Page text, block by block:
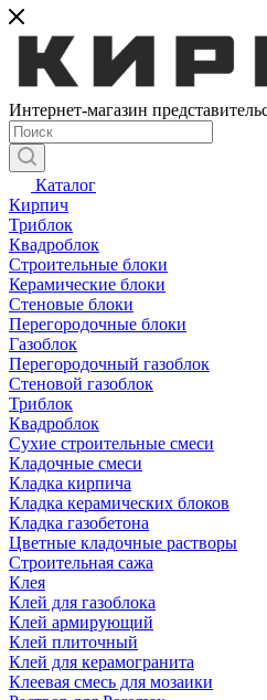
Интернет-магазин
Каталог
Кирпич
Триблок
Квадроблок
Строительные блоки
Керамические блоки
Стеновые блоки
Перегородочные блоки
Газоблок
Перегородочный газоблок
Стеновой газоблок
Триблок
Квадроблок
Сухие строительные смеси
Кладочные смеси
Кладка кирпича
Кладка керамических блоков
Кладка газобетона
Цветные кладочные растворы
Строительная сажа
Клея
Клей для газоблока
Клей армирующий
Клей плиточный
Клей для керамогранита
Клеевая смесь для мозаики